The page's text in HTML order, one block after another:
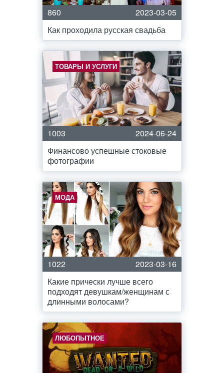
860
2023-03-05
Как проходила русская свадьба
ТОВАРЫ И УСЛУГИ
1003
2024-06-24
Финансово успешные стоковые
фотографии
МОДА
1022
2023-03-16
Какие прически лучше всего
подходят девушкам/женщинам с
длинными волосами?
ЛЮБОПЫТНОЕ